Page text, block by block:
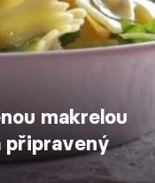
makrelou
připravený